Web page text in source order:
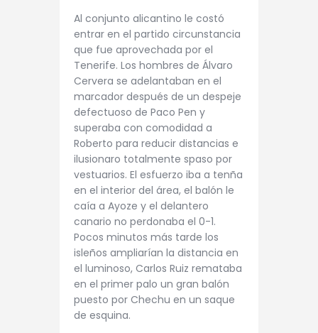
Al conjunto alicantino le costó
entrar en el partido circunstancia
que fue aprovechada por el
Tenerife. Los hombres de Álvaro
Cervera se adelantaban en el
marcador después de un despeje
defectuoso de Paco Pen y
superaba con comodidad a
Roberto para reducir distancias e
ilusionaro totalmente spaso por
vestuarios. El esfuerzo iba a tenña
en el interior del área, el balón le
caía a Ayoze y el delantero
canario no perdonaba el 0-1.
Pocos minutos más tarde los
isleños ampliarían la distancia en
el luminoso, Carlos Ruiz remataba
en el primer palo un gran balón
puesto por Chechu en un saque
de esquina.